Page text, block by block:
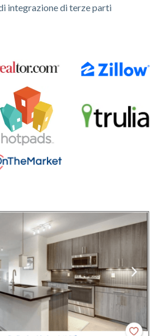
integrazione di terze parti